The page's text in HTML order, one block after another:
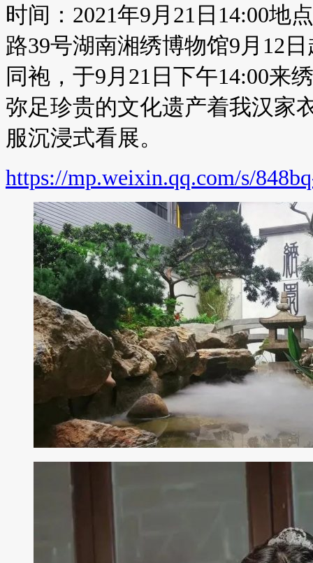
时间：2021年9月21日14:00地
路39号湖南湘绣博物馆9月12
同袍，于9月21日下午14:00来
弥足珍贵的文化遗产着我汉家
服沉浸式看展。
https://mp.weixin.qq.com/s/